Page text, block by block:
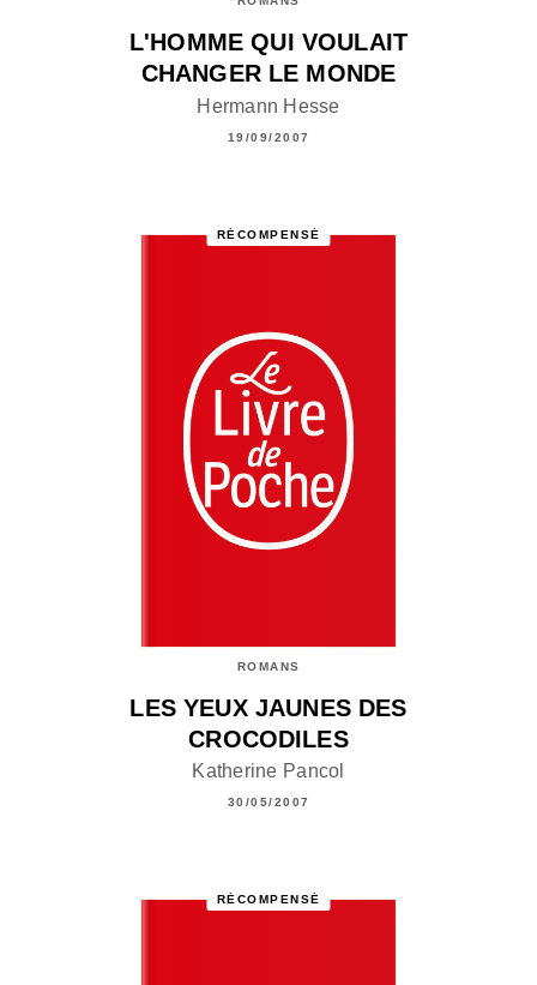
L'HOMME QUI VOULAIT
CHANGER LE MONDE
Hermann Hesse
19/09/2007
RÉCOMPENSÉ
ROMANS
LES YEUX JAUNES DES
CROCODILES
Katherine Pancol
30/05/2007
RÉCOMPENSÉ